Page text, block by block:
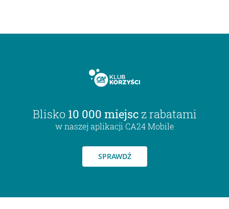
Blisko 10 000 miejsc z rabatami
w naszej aplikacji CA24 Mobile
SPRAWDŹ